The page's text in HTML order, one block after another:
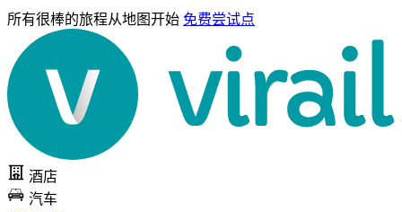
所有很棒的旅程从地图开始 免费尝试点
酒店
汽车